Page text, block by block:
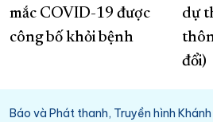
mắc COVID-19 được
công bố khỏi bệnh
dự
đổi)
Báo và Phát thanh, Truyền hình